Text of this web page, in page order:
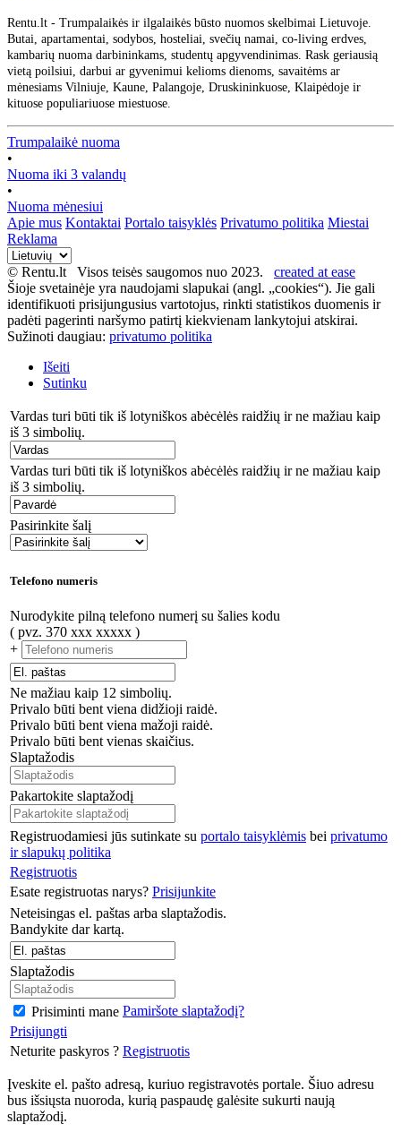
Rentu.lt - Trumpalaikės ir ilgalaikės būsto nuomos skelbimai Lietuvoje.
Butai, apartamentai, sodybos, hosteliai, svečių namai, co-living erdves,
kambarių nuoma darbininkams, studentų apgyvendinimas. Rask geriausią
vietą poilsiui, darbui ar gyvenimui kelioms dienoms, savaitėms ar
mėnesiams Vilniuje, Kaune, Palangoje, Druskininkuose, Klaipėdoje ir
kituose populiariuose miestuose.
Trumpalaikė nuoma
•
Nuoma iki 3 valandų
•
Nuoma mėnesiui
Apie mus Kontaktai Portalo taisyklės Privatumo politika Miestai
Reklama
© Rentu.lt Visos teisės saugomos nuo 2023. created at ease
Šioje svetainėje yra naudojami slapukai (angl. „cookies“). Jie gali
identifikuoti prisijungusius vartotojus, rinkti statistikos duomenis ir
padėti pagerinti naršymo patirtį kiekvienam lankytojui atskirai.
Sužinoti daugiau: privatumo politika
Išeiti
Sutinku
Vardas turi būti tik iš lotyniškos abėcėlės raidžių ir ne mažiau kaip
iš 3 simbolių.
Vardas turi būti tik iš lotyniškos abėcėlės raidžių ir ne mažiau kaip
iš 3 simbolių.
Pasirinkite šalį
Telefono numeris
Nurodykite pilną telefono numerį su šalies kodu
( pvz. 370 xxx xxxxx )
+
Ne mažiau kaip 12 simbolių.
Privalo būti bent viena didžioji raidė.
Privalo būti bent viena mažoji raidė.
Privalo būti bent vienas skaičius.
Slaptažodis
Pakartokite slaptažodį
Registruodamiesi jūs sutinkate su portalo taisyklėmis bei privatumo
ir slapukų politika
Registruotis
Esate registruotas narys? Prisijunkite
Neteisingas el. paštas arba slaptažodis.
Bandykite dar kartą.
Slaptažodis
Prisiminti mane Pamiršote slaptažodį?
Prisijungti
Neturite paskyros ? Registruotis
Įveskite el. pašto adresą, kuriuo registravotės portale. Šiuo adresu
bus išsiųsta nuoroda, kurią paspaudę galėsite sukurti naują
slaptažodį.